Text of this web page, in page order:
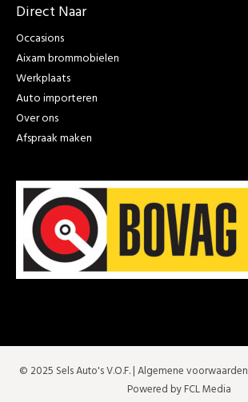
Direct Naar
Occasions
Aixam brommobielen
Werkplaats
Auto importeren
Over ons
Afspraak maken
© 2025 Sels Auto's V.O.F. |Algemene voorwaarden
Powered by FCL Media